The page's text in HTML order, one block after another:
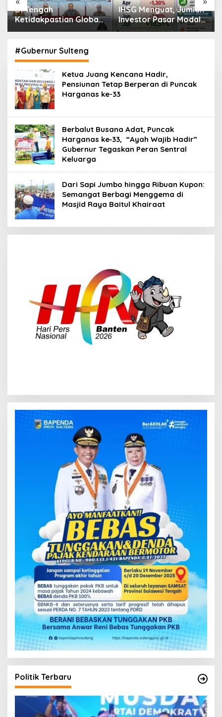
Di Tengah
Ketidakpastian Global,
OJK Pastikan
Keuangan Tetap
Terjaga
IHSG Menguat, Jumlah
Investor Pasar Modal
Tembus 30 Juta per
#Gubernur Sulteng
Ketua Juang Kencana Hadir,
Pensiunan Tetap Berperan di Puncak
Harganas ke-33
Berbalut Busana Adat, Puncak
Harganas ke‑33, “Ayah Wajib Hadir”
Gubernur Tegaskan Peran Sentral
Keluarga
Dari Sapi Jumbo hingga Ribuan Kupon:
Semangat Berbagi Menggema di
Masjid Raya Baitul Khairaat
Politik Terbaru